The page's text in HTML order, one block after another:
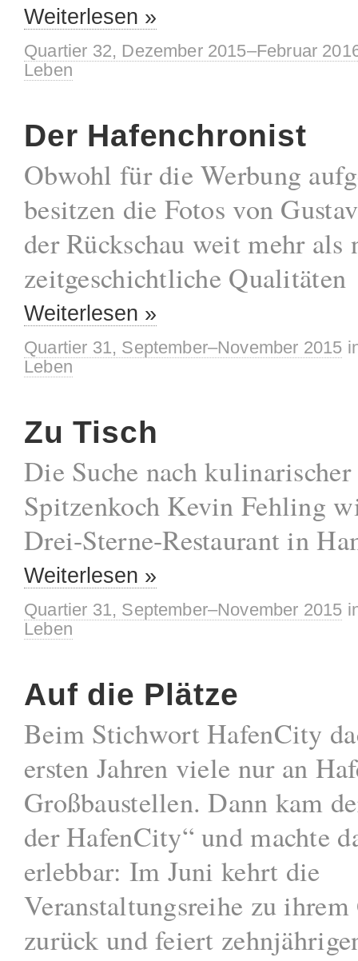
Weiterlesen »
Quartier 32, Dezember 2015–Februar
Leben
Der Hafenchronist
Obwohl für die Werbung
besitzen die Fotos von
der Rückschau weit mehr als
zeitgeschichtliche Qualitäten
Weiterlesen »
Quartier 31, September–November 2015
Leben
Zu Tisch
Die Suche nach
Spitzenkoch Kevin Fehling
Drei-Sterne-Restaurant in
Weiterlesen »
Quartier 31, September–November 2015
Leben
Auf die Plätze
Beim Stichwort HafenCity
ersten Jahren viele nur an
Großbaustellen. Dann kam
der HafenCity“ und machte
erlebbar: Im Juni kehrt die
Veranstaltungsreihe zu
zurück und feiert